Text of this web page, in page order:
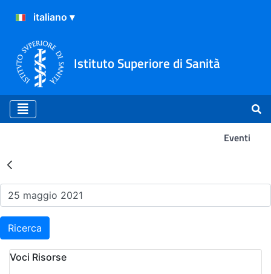
Istituto Superiore di Sanità
Eventi
Risultati della Ricerca -
Ricerca
Voci Risorse